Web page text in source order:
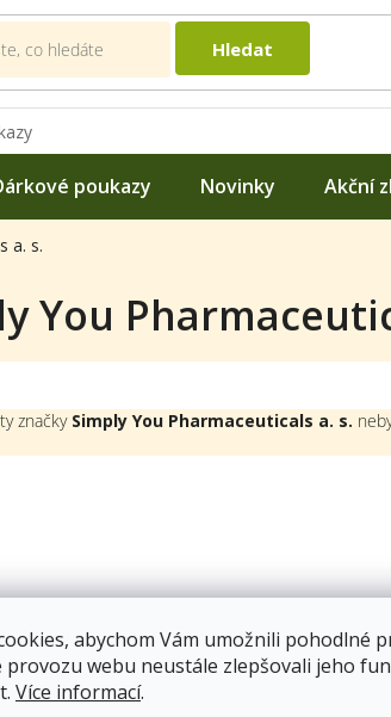
abychom Vám umožnili pohodlné
provozu webu neustále zlepšovali jeho
Více informací.
Hledat
poukazy Novinky Akční
a. s.
You
značky Simply You Pharmaceuticals a. s.